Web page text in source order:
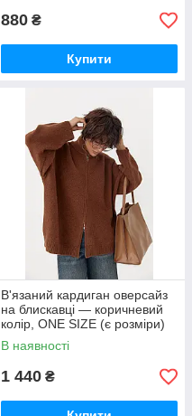
880 ₴
Купити
В'язаний кардиган оверсайз
на блискавці — коричневий
колір, ONE SIZE (є розміри)
В наявності
1 440 ₴